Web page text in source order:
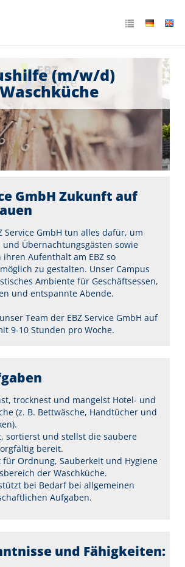
(m/w/d)
Waschküche
GmbH Zukunft auf
Service GmbH tun alles dafür, um
und Übernachtungsgästen sowie
Aufenthalt am EBZ so
zu gestalten. Unser Campus
Ambiente für Geschäftsessen,
und entspannte Abende.
Team der EBZ Service GmbH auf
9-10 Stunden pro Woche.
trocknest und mangelst Hotel- und
(z. B. Bettwäsche, Handtücher und
sortierst und stellst die saubere
bereit.
für Ordnung, Sauberkeit und Hygiene
der Waschküche.
bei Bedarf bei allgemeinen
Aufgaben.
und Fähigkeiten: